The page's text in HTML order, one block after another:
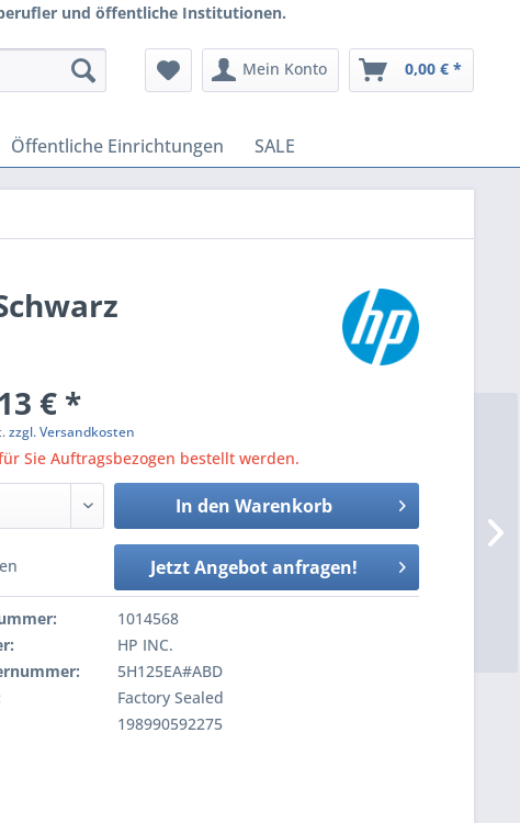
und öffentliche Institutionen.
Mein Konto 0,00 € *
Öffentliche Einrichtungen SALE
€ *
zzgl. Versandkosten
Sie Auftragsbezogen bestellt werden.
In den Warenkorb
Jetzt Angebot anfragen!
1014568
HP INC.
5H125EA#ABD
Factory Sealed
198990592275